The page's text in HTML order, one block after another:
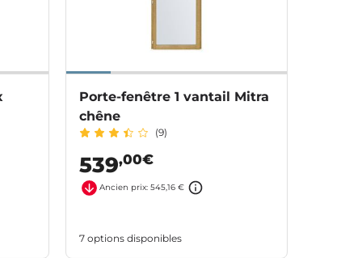
Porte-fenêtre 1 vantail Mitra
chêne
(9)
539,00€
Ancien prix: 545,16 €
7 options disponibles